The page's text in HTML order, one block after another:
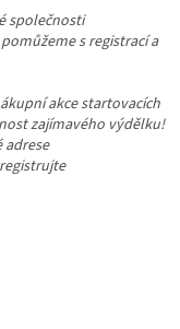
společnosti
s registrací a
akce startovacích
zajímavého výdělku!
adrese